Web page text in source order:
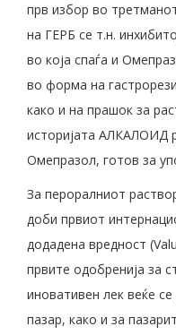
прв избор во
на ГЕРБ се т.н.
во која спаѓа и
во форма на
како и на прашок за
историјата АЛКАЛОИД
Омепразол, готов за
За пероралниот
доби првиот
додадена вредност
првите одобренија за
иновативен лек веќе
пазар, како и за